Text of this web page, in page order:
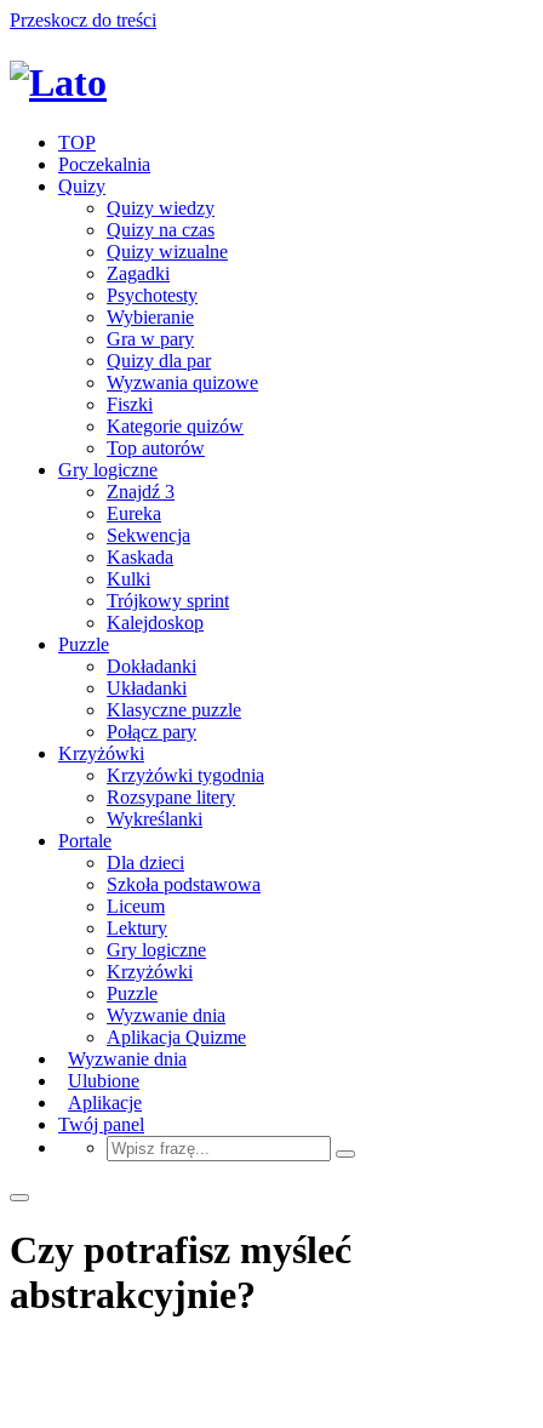
Przeskocz do treści
TOP
Poczekalnia
Quizy
Quizy wiedzy
Quizy na czas
Quizy wizualne
Zagadki
Psychotesty
Wybieranie
Gra w pary
Quizy dla par
Wyzwania quizowe
Fiszki
Kategorie quizów
Top autorów
Gry logiczne
Znajdź 3
Eureka
Sekwencja
Kaskada
Kulki
Trójkowy sprint
Kalejdoskop
Puzzle
Dokładanki
Układanki
Klasyczne puzzle
Połącz pary
Krzyżówki
Krzyżówki tygodnia
Rozsypane litery
Wykreślanki
Portale
Dla dzieci
Szkoła podstawowa
Liceum
Lektury
Gry logiczne
Krzyżówki
Puzzle
Wyzwanie dnia
Aplikacja Quizme
Wyzwanie dnia
Ulubione
Aplikacje
Twój panel
Czy potrafisz myśleć
abstrakcyjnie?